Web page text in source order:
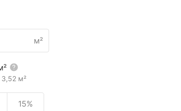
м²
3,52 м²
15%